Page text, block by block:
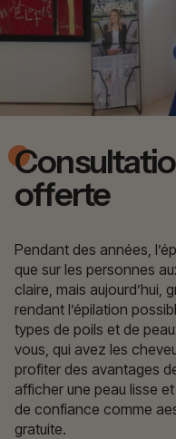
offerte
Pendant des années,
que sur les personnes
claire, mais aujourd’hui,
rendant l’épilation
types de poils et de
vous, qui avez les
profiter des avantages
afficher une peau lisse
de confiance comme
gratuite.